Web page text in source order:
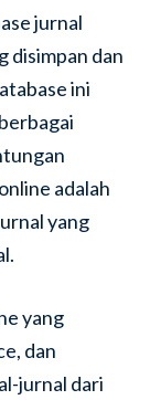
jurnal
disimpan dan
ini
adalah
yang
yang
dan
jurnal dari